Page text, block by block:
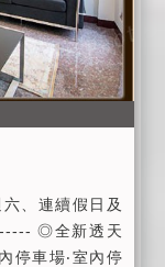
宿以未付訂金
及取消訂房旅
或辦理延期,本
可將原訂金退
若於住宿日14
宿都將依觀光
例扣款,請詳細
意此約定,以避
佈《定型化契
之扣款如下：
、連續假日及
◎全新透天
停車場‧室內停